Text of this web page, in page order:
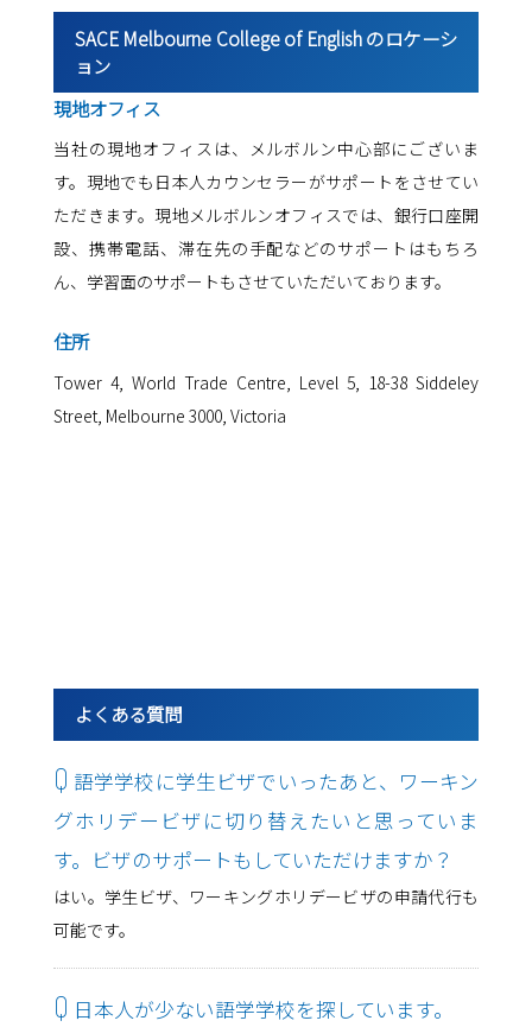
SACE Melbourne College of English のロケーシ
ョン
現地オフィス
当社の現地オフィスは、メルボルン中心部にございま
す。現地でも日本人カウンセラーがサポートをさせてい
ただきます。現地メルボルンオフィスでは、銀行口座開
設、携帯電話、滞在先の手配などのサポートはもちろ
ん、学習面のサポートもさせていただいております。
住所
Tower 4, World Trade Centre, Level 5, 18-38 Siddeley
Street, Melbourne 3000, Victoria
よくある質問
Q 語学学校に学生ビザでいったあと、ワーキン
グホリデービザに切り替えたいと思っていま
す。ビザのサポートもしていただけますか？
はい。学生ビザ、ワーキングホリデービザの申請代行も
可能です。
Q 日本人が少ない語学学校を探しています。